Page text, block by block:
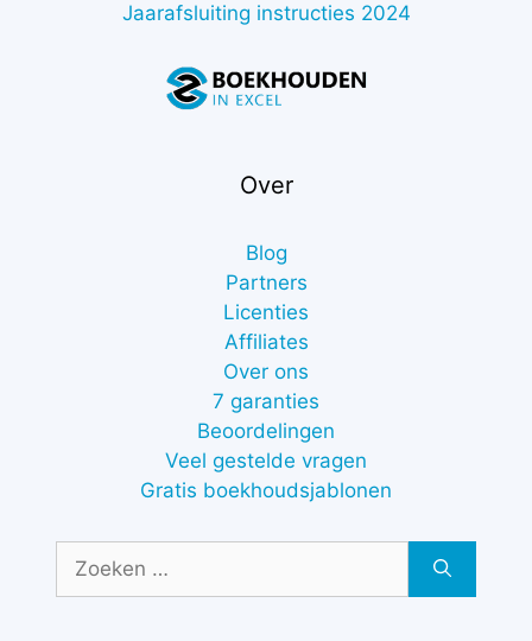
Jaarafsluiting instructies 2024
Over
Blog
Partners
Licenties
Affiliates
Over ons
7 garanties
Beoordelingen
Veel gestelde vragen
Gratis boekhoudsjablonen
Zoek